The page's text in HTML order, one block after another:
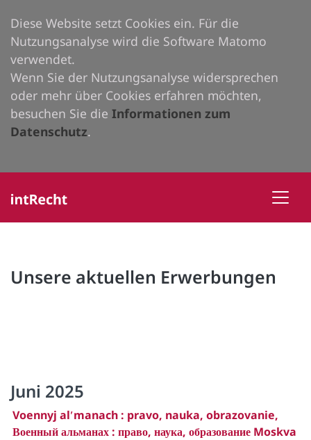
Diese Website setzt Cookies ein. Für die
Nutzungsanalyse wird die Software Matomo
verwendet.
Wenn Sie der Nutzungsanalyse widersprechen
oder mehr über Cookies erfahren möchten,
besuchen Sie die Informationen zum
Datenschutz.
Unsere aktuellen Erwerbungen
Juni 2025
Voennyj alʹmanach : pravo, nauka, obrazovanie,
Военный альманах : право, наука, образование Moskva